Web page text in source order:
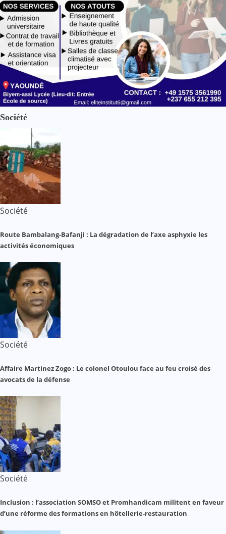
Société
Société
Route Bambalang-Bafanji : La dégradation de l’axe asphyxie les
activités économiques
Société
Affaire Martinez Zogo : Le colonel Otoulou face au feu croisé des
avocats de la défense
Société
Inclusion : l’association SOMSO et Promhandicam militent en faveur
d’une réforme des formations en hôtellerie-restauration